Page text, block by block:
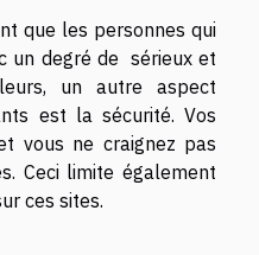
que les personnes qui
un degré de sérieux et
un autre aspect
est la sécurité. Vos
vous ne craignez pas
Ceci limite également
ces sites.